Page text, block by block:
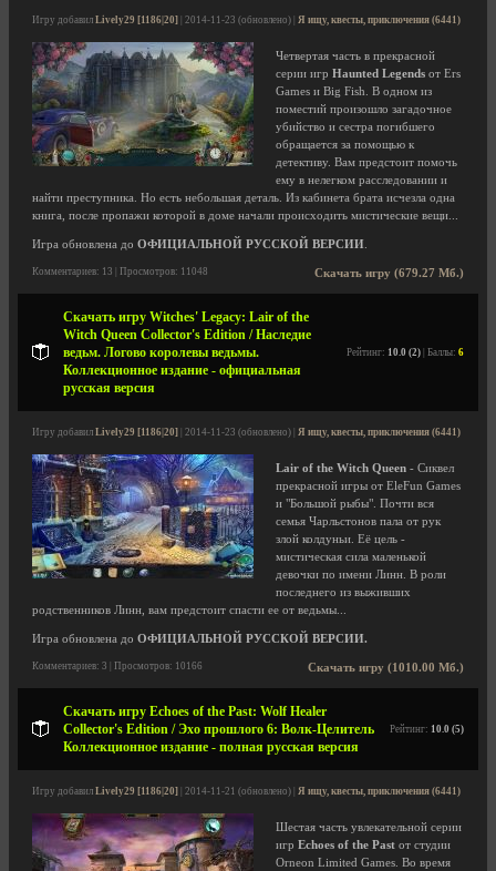
Игру добавил Lively29 [1186|20] | 2014-11-23 (обновлено) | Я ищу, квесты, приключения (6441)
Четвертая часть в прекрасной
серии игр Haunted Legends от Ers
Games и Big Fish. В одном из
поместий произошло загадочное
убийство и сестра погибшего
обращается за помощью к
детективу. Вам предстоит помочь
ему в нелегком расследовании и
найти преступника. Но есть небольшая деталь. Из кабинета брата исчезла одна
книга, после пропажи которой в доме начали происходить мистические вещи...
Игра обновлена до ОФИЦИАЛЬНОЙ РУССКОЙ ВЕРСИИ
Скачать игру (679.27 Мб.)
Комментариев: 13 | Просмотров: 11048
Скачать игру Witches' Legacy: Lair of the
Witch Queen Collector's Edition / Наследие
ведьм. Логово королевы ведьмы.
Коллекционное издание - официальная
русская версия
Рейтинг: 10.0 (2) | Баллы: 6
Игру добавил Lively29 [1186|20] | 2014-11-23 (обновлено) | Я ищу, квесты, приключения (6441)
Lair of the Witch Queen - Сиквел
прекрасной игры от EleFun Games
и "Большой рыбы". Почти вся
семья Чарльстонов пала от рук
злой колдуньи. Её цель -
мистическая сила маленькой
девочки по имени Линн. В роли
последнего из выживших
родственников Линн, вам предстоит спасти ее от ведьмы...
Игра обновлена до ОФИЦИАЛЬНОЙ РУССКОЙ ВЕРСИИ.
Скачать игру (1010.00 Мб.)
Комментариев: 3 | Просмотров: 10166
Скачать игру Echoes of the Past: Wolf Healer
Collector's Edition / Эхо прошлого 6: Волк-Целитель
Коллекционное издание - полная русская версия
Рейтинг: 10.0 (5)
Игру добавил Lively29 [1186|20] | 2014-11-21 (обновлено) | Я ищу, квесты, приключения (6441)
Шестая часть увлекательной серии
игр Echoes of the Past от студии
Orneon Limited Games. Во время